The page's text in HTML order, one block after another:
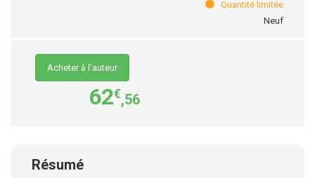
Quantité limitée
Neuf
Acheter à l’auteur
62€,56
Résumé